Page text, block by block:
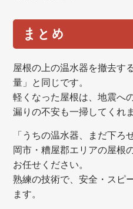
まとめ
屋根の上の温水器を撤去す
量」と同じです。
軽くなった屋根は、地震へ
漏りの不安も一掃してくれ
「うちの温水器、まだ下ろ
岡市・糟屋郡エリアの屋根
お任せください。
熟練の技術で、安全・スピ
ます。